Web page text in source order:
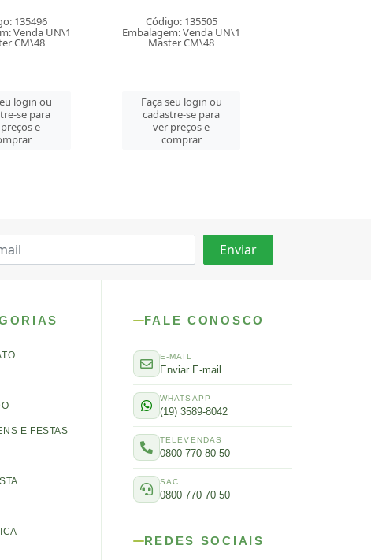
135505
Venda UN\1
CM\48
login ou
se para
e
Código: 141538
Embalagem: Venda CX\1
Master CM\12
Faça seu login ou
cadastre-se para
ver preços e
comprar
E FESTAS
FALE CONOSCO
E-MAIL
Enviar E-mail
WHATSAPP
(19) 3589-8042
TELEVENDAS
0800 770 80 50
SAC
0800 770 70 50
REDES SOCIAIS